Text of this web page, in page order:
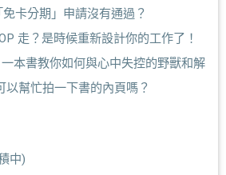
卡分期」申請沒有通過？
走？是時候重新設計你的工作了！
本書教你如何與心中失控的野獸和解
以幫忙拍一下書的內頁嗎？
中)